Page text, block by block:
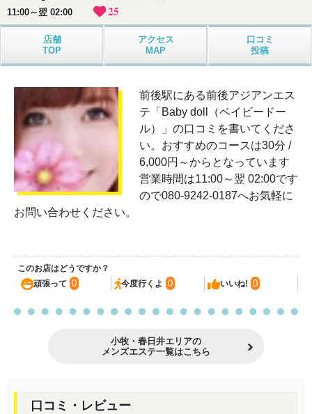
11:00～翌 02:00 25
店舗
TOP
アクセス
MAP
口コミ
投稿
前後駅にある前後アジアンエス
テ「Baby doll（ベイビードー
ル）」の口コミを書いてくださ
い。おすすめのコースは30分 /
6,000円～からとなっています
営業時間は11:00～翌 02:00です
ので080-9242-0187へお気軽に
お問い合わせください。
このお店はどうですか？
頑張って 0 今度行くよ 0 いいね! 0
小牧・春日井エリアの
メンズエステ一覧はこちら
口コミ・レビュー